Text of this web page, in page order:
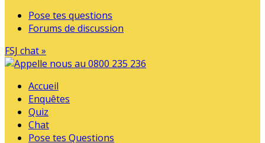
Pose tes questions
Forums de discussion
FSJ chat »
Accueil
Enquêtes
Quiz
Chat
Pose tes Questions